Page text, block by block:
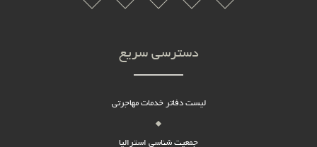
دسترسی سریع
لیست دفاتر خدمات مهاجرتی
جمعیت شناسی استرالیا